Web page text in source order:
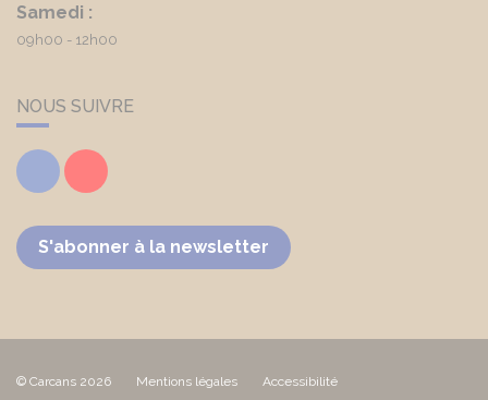
Samedi :
09h00 - 12h00
NOUS SUIVRE
FacebookYoutube
S'abonner à la newsletter
© Carcans 2026 Mentions légales
Accessibilité